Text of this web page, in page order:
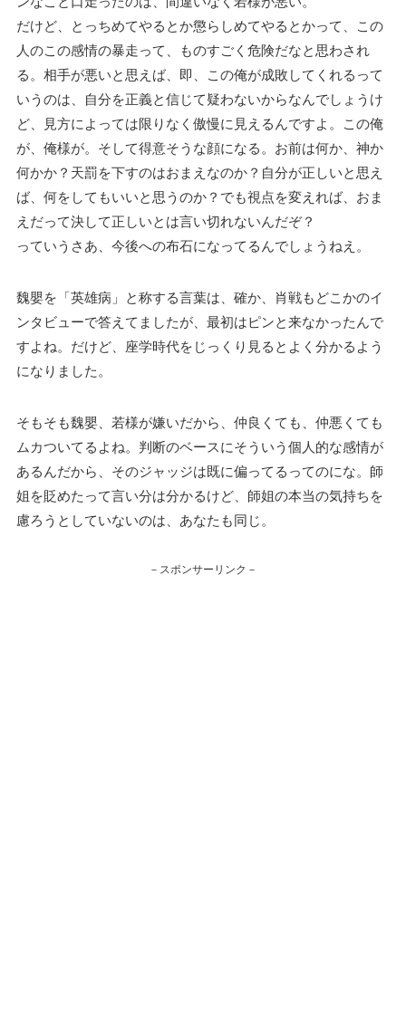
だけど、とっちめてやるとか懲らしめてやるとかって、この
人のこの感情の暴走って、ものすごく危険だなと思わされ
る。相手が悪いと思えば、即、この俺が成敗してくれるって
いうのは、自分を正義と信じて疑わないからなんでしょうけ
ど、見方によっては限りなく傲慢に見えるんですよ。この俺
が、俺様が。そして得意そうな顔になる。お前は何か、神か
何かか？天罰を下すのはおまえなのか？自分が正しいと思え
ば、何をしてもいいと思うのか？でも視点を変えれば、おま
えだって決して正しいとは言い切れないんだぞ？
っていうさあ、今後への布石になってるんでしょうねえ。
魏嬰を「英雄病」と称する言葉は、確か、肖戦もどこかのイ
ンタビューで答えてましたが、最初はピンと来なかったんで
すよね。だけど、座学時代をじっくり見るとよく分かるよう
になりました。
そもそも魏嬰、若様が嫌いだから、仲良くても、仲悪くても
ムカついてるよね。判断のベースにそういう個人的な感情が
あるんだから、そのジャッジは既に偏ってるってのにな。師
姐を貶めたって言い分は分かるけど、師姐の本当の気持ちを
慮ろうとしていないのは、あなたも同じ。
－スポンサーリンク－